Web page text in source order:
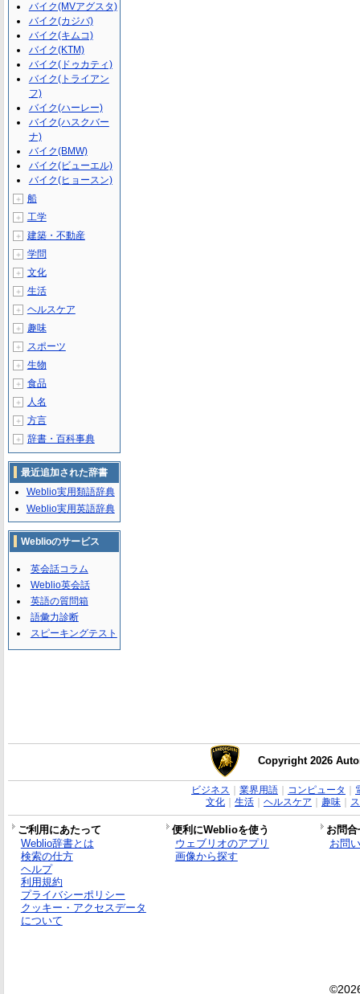
バイク(MVアグスタ)
バイク(カジバ)
バイク(キムコ)
バイク(KTM)
バイク(ドゥカティ)
バイク(トライアン
フ)
バイク(ハーレー)
バイク(ハスクバー
ナ)
バイク(BMW)
バイク(ビューエル)
バイク(ヒョースン)
＋ 船
＋ 工学
＋ 建築・不動産
＋ 学問
＋ 文化
＋ 生活
＋ ヘルスケア
＋ 趣味
＋ スポーツ
＋ 生物
＋ 食品
＋ 人名
＋ 方言
＋ 辞書・百科事典
最近追加された辞書
Weblio実用類語辞典
Weblio実用英語辞典
Weblioのサービス
英会話コラム
Weblio英会話
英語の質問箱
語彙力診断
スピーキングテスト
Copyright 2026
ビジネス 業界用語｜ コンピュータ
文化｜ 生活｜ ヘルスケア 趣味｜
ご利用にあたって 便利にWeblioを使う
お問
Weblio辞書とは
検索の仕方
ヘルプ
利用規約
プライバシーポリシー
クッキー・アクセスデータ
について
ウェブリオのアプリ
画像から探す
お問